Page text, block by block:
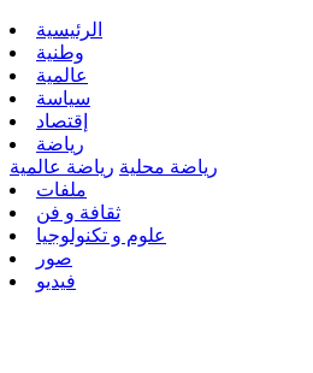
الرئيسية
وطنية
عالمية
سياسة
إقتصاد
رياضة
رياضة محلية رياضة عالمية
ملفات
ثقافة و فن
علوم و تكنولوجيا
صور
فيديو